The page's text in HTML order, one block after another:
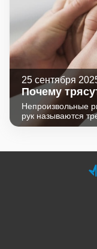
25 сентября
Почему
причины
Непроизвольные
рук называются
«дрожать»,
разгибателей). Физиологический тремор может
возникнуть у
волнуется,
сумки, занимался